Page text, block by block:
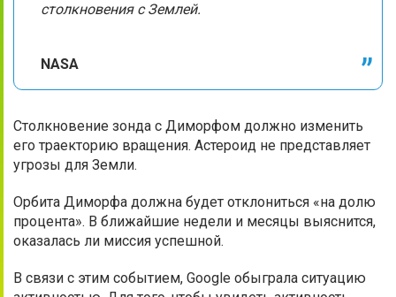
столкновения с Землей.
NASA
Столкновение зонда с Диморфом должно изменить
его траекторию вращения. Астероид не представляет
угрозы для Земли.
Орбита Диморфа должна будет отклониться «на долю
процента». В ближайшие недели и месяцы выяснится,
оказалась ли миссия успешной.
В связи с этим событием, Google обыграла ситуацию